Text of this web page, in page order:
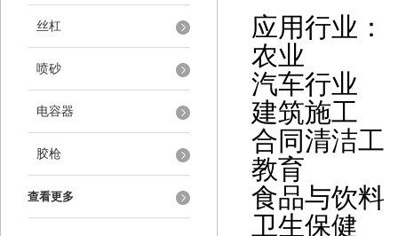
丝杠
喷砂
电容器
胶枪
查看更多
应用行业：
农业
汽车行业
建筑施工
合同清洁工
教育
食品与饮料
卫生保健